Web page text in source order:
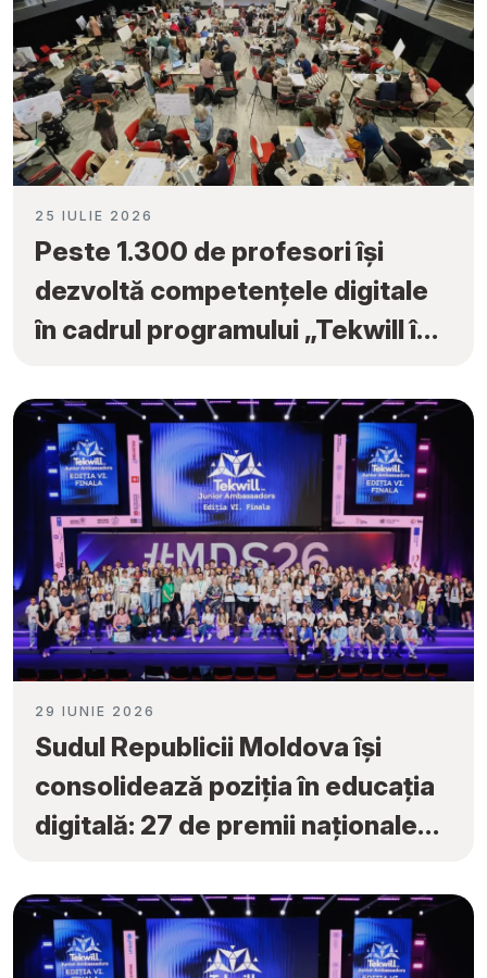
25 IULIE 2026
Peste 1.300 de profesori își
dezvoltă competențele digitale
în cadrul programului „Tekwill în
29 IUNIE 2026
Sudul Republicii Moldova își
consolidează poziția în educația
digitală: 27 de premii naționale
Ambassadors”